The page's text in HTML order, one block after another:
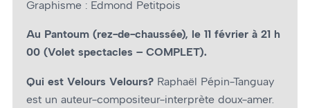
Graphisme : Edmond Petitpois
Au Pantoum (rez-de-chaussée), le 11 février à 21 h
00 (Volet spectacles – COMPLET).
Qui est Velours Velours? Raphaël Pépin-Tanguay
est un auteur-compositeur-interprète doux-amer.